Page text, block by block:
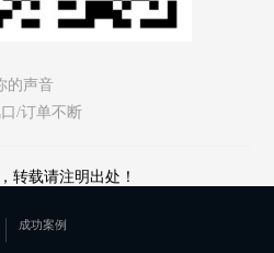
的声音
/订单不断
转载请注明出处！
成功案例